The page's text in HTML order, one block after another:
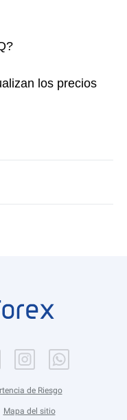
los precios
de Riesgo
Mapa del sitio